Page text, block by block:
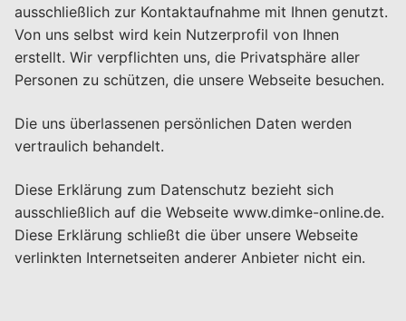
ausschließlich zur Kontaktaufnahme mit Ihnen genutzt.
Von uns selbst wird kein Nutzerprofil von Ihnen
erstellt. Wir verpflichten uns, die Privatsphäre aller
Personen zu schützen, die unsere Webseite besuchen.
Die uns überlassenen persönlichen Daten werden
vertraulich behandelt.
Diese Erklärung zum Datenschutz bezieht sich
ausschließlich auf die Webseite www.dimke-online.de.
Diese Erklärung schließt die über unsere Webseite
verlinkten Internetseiten anderer Anbieter nicht ein.